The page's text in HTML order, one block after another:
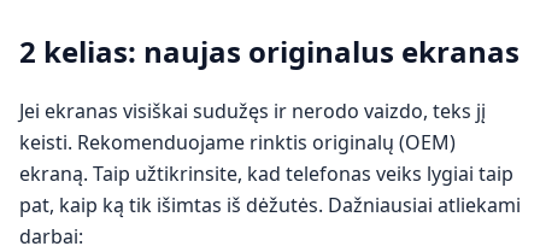
2 kelias: naujas originalus ekranas
Jei ekranas visiškai sudužęs ir nerodo vaizdo, teks jį
keisti. Rekomenduojame rinktis originalų (OEM)
ekraną. Taip užtikrinsite, kad telefonas veiks lygiai taip
pat, kaip ką tik išimtas iš dėžutės. Dažniausiai atliekami
darbai: